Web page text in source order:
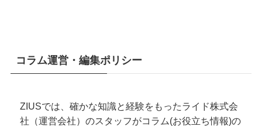
コラム運営・編集ポリシー
ZIUSでは、確かな知識と経験をもったライド株式会
社（運営会社）のスタッフがコラム(お役立ち情報)の